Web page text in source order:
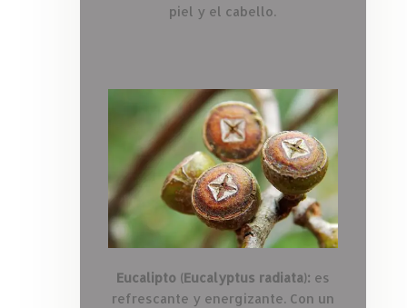
piel y el cabello.
Eucalipto (Eucalyptus radiata): es
refrescante y energizante. Con un